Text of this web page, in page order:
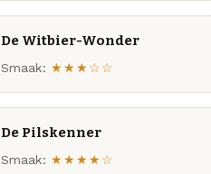
De Witbier-Wonder
Smaak: ★★★☆☆
De Pilskenner
Smaak: ★★★★☆